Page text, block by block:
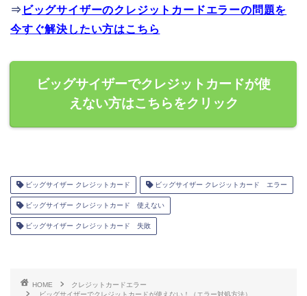
⇒ ビッグサイザーのクレジットカードエラーの問題を
今すぐ解決したい方はこちら
ビッグサイザーでクレジットカードが使
えない方はこちらをクリック
ビッグサイザー クレジットカード ビッグサイザー クレジットカード エラー
ビッグサイザー クレジットカード 使えない
ビッグサイザー クレジットカード 失敗
HOME
クレジットカードエラー
ビッグサイザーでクレジットカードが使えない！（エラー対処方法）